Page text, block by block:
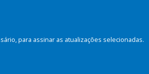
para assinar as atualizações selecionadas.